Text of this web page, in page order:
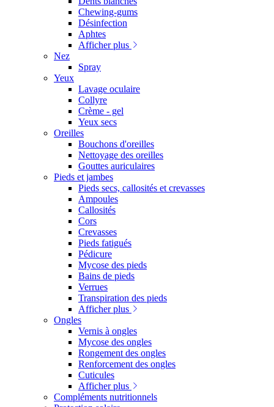
Chewing-gums
Désinfection
Aphtes
Afficher plus
Nez
Spray
Yeux
Lavage oculaire
Collyre
Crème - gel
Yeux secs
Oreilles
Bouchons d'oreilles
Nettoyage des oreilles
Gouttes auriculaires
Pieds et jambes
Pieds secs, callosités et crevasses
Ampoules
Callosités
Cors
Crevasses
Pieds fatigués
Pédicure
Mycose des pieds
Bains de pieds
Verrues
Transpiration des pieds
Afficher plus
Ongles
Vernis à ongles
Mycose des ongles
Rongement des ongles
Renforcement des ongles
Cuticules
Afficher plus
Compléments nutritionnels